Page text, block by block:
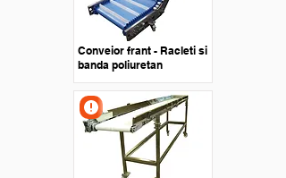
Conveior frant - Racleti si
banda poliuretan